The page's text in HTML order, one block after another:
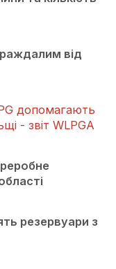
від
допомагають
- звіт WLPGA
резервуари з